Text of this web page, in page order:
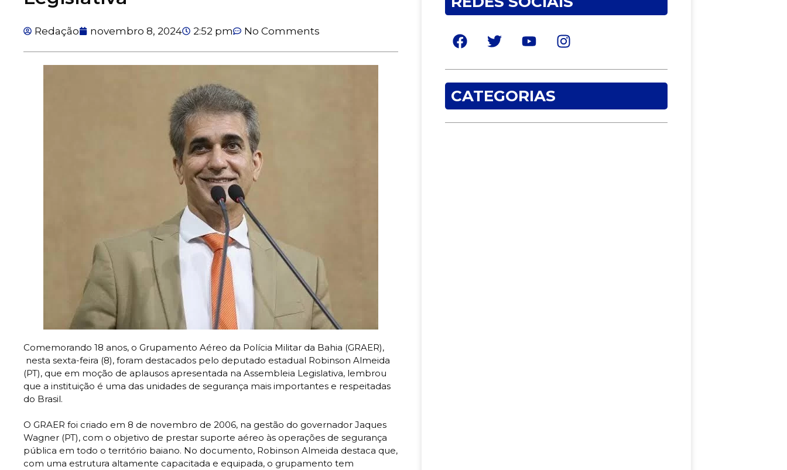
Redação novembro 8, 2024 2:52 pm No Comments
Comemorando 18 anos, o Grupamento Aéreo da Polícia Militar da Bahia (GRAER),
nesta sexta-feira (8), foram destacados pelo deputado estadual Robinson Almeida
(PT), que em moção de aplausos apresentada na Assembleia Legislativa, lembrou
que a instituição é uma das unidades de segurança mais importantes e respeitadas
do Brasil.
O GRAER foi criado em 8 de novembro de 2006, na gestão do governador Jaques
Wagner (PT), com o objetivo de prestar suporte aéreo às operações de segurança
pública em todo o território baiano. No documento, Robinson Almeida destaca que,
com uma estrutura altamente capacitada e equipada, o grupamento tem
CATEGORIAS